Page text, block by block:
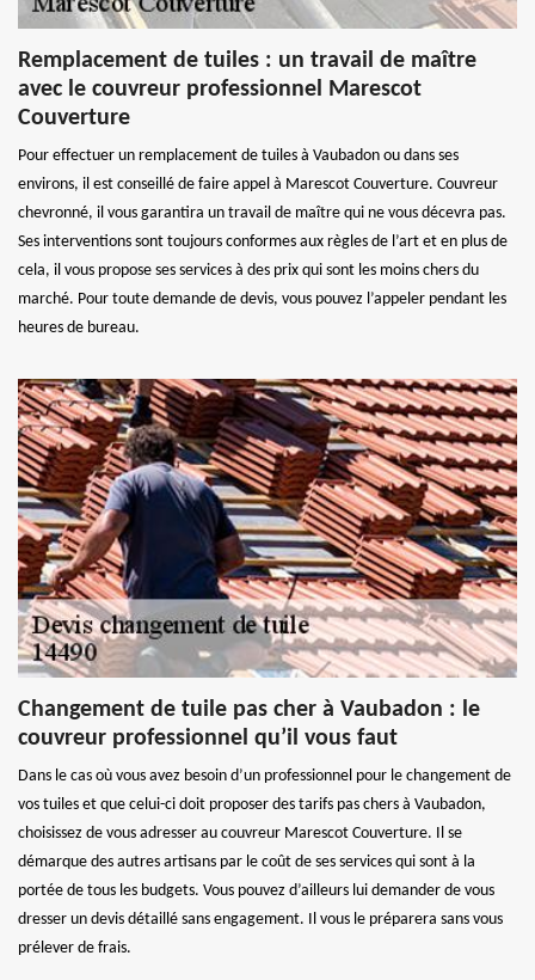
Remplacement de tuiles : un travail de maître
avec le couvreur professionnel Marescot
Couverture
Pour effectuer un remplacement de tuiles à Vaubadon ou dans ses
environs, il est conseillé de faire appel à Marescot Couverture. Couvreur
chevronné, il vous garantira un travail de maître qui ne vous décevra pas.
Ses interventions sont toujours conformes aux règles de l’art et en plus de
cela, il vous propose ses services à des prix qui sont les moins chers du
marché. Pour toute demande de devis, vous pouvez l’appeler pendant les
heures de bureau.
Changement de tuile pas cher à Vaubadon : le
couvreur professionnel qu’il vous faut
Dans le cas où vous avez besoin d’un professionnel pour le changement de
vos tuiles et que celui-ci doit proposer des tarifs pas chers à Vaubadon,
choisissez de vous adresser au couvreur Marescot Couverture. Il se
démarque des autres artisans par le coût de ses services qui sont à la
portée de tous les budgets. Vous pouvez d’ailleurs lui demander de vous
dresser un devis détaillé sans engagement. Il vous le préparera sans vous
prélever de frais.